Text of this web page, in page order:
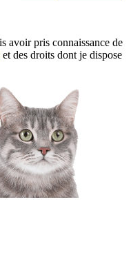
avoir pris connaissance de
et des droits dont je dispose